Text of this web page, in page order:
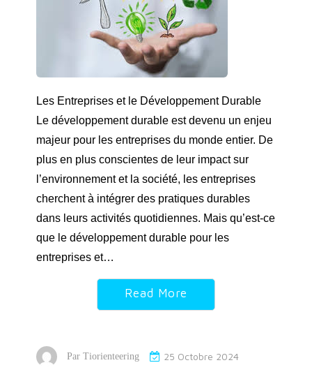
Les Entreprises et le Développement Durable
Le développement durable est devenu un enjeu
majeur pour les entreprises du monde entier. De
plus en plus conscientes de leur impact sur
l’environnement et la société, les entreprises
cherchent à intégrer des pratiques durables
dans leurs activités quotidiennes. Mais qu’est-ce
que le développement durable pour les
entreprises et…
Read More
Par Tiorienteering 25 Octobre 2024